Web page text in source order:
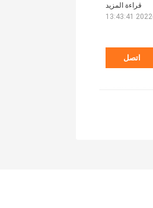
اتصل
قراءة المزيد
2022-